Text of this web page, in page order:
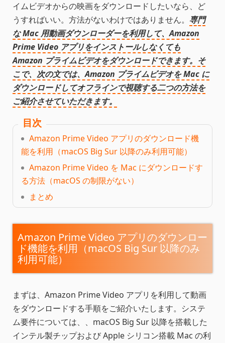
イムビデオからの映画をダウンロードしたいなら、ど
うすればいい。方法がないわけではありません。 専門
な Mac 用動画ダウンローダーを利用して、Amazon
Prime Video アプリをインストールしなくても
Amazon プライムビデオをダウンロードできます。そ
こで、次の文では、Amazon プライムビデオを Mac に
ダウンロードしてオフラインで視聴する二つの方法を
ご紹介させていただきます。
目次
Amazon Prime Video アプリのダウンロード機
能を利用（macOS Big Sur 以降のみ利用可能）
Amazon Prime Video を Mac にダウンロードす
る方法（macOS の制限がない）
まとめ
Amazon Prime Video アプリのダウンロー
ド機能を利用（macOS Big Sur 以降のみ
利用可能）
まずは、Amazon Prime Video アプリを利用して動画
をダウンロードする手順をご紹介いたします。システ
ム要件については、、macOS Big Sur 以降を搭載した
インテル製チップおよび Apple シリコン搭載 Mac の利